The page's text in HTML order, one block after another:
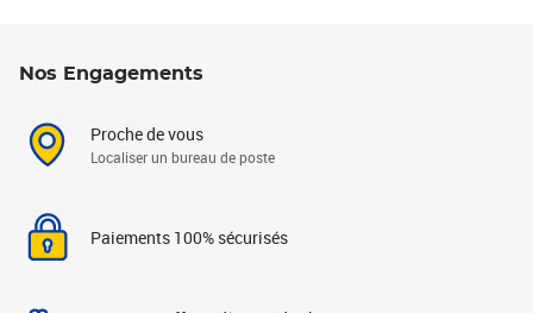
Nos Engagements
Proche de vous
Localiser un bureau de poste
Paiements 100% sécurisés